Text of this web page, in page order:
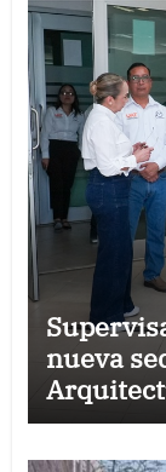
nueva
Victoria